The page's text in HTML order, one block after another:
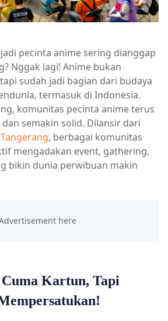
pecinta anime sering dianggap
Nggak lagi! Anime bukan
sudah jadi bagian dari budaya
termasuk di Indonesia.
komunitas pecinta anime terus
semakin solid. Dilansir dari
, berbagai komunitas
mengadakan event, gathering,
bikin dunia perwibuan makin
Kartun, Tapi